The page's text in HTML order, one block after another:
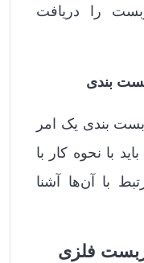
را دریافت
بندی
بندی یک امر
با نحوه کار با
با آن‌ها آشنا
فلزی